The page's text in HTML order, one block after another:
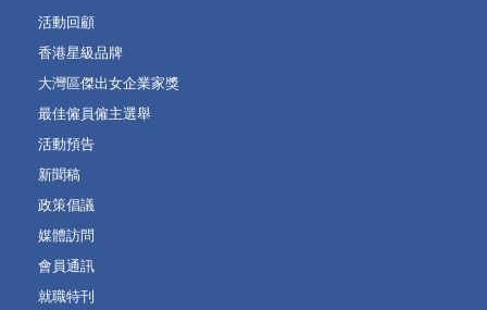
活動回顧
香港星級品牌
大灣區傑出女企業家獎
最佳僱員僱主選舉
活動預告
新聞稿
政策倡議
媒體訪問
會員通訊
就職特刊